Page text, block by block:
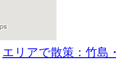
エリアで散策：竹島